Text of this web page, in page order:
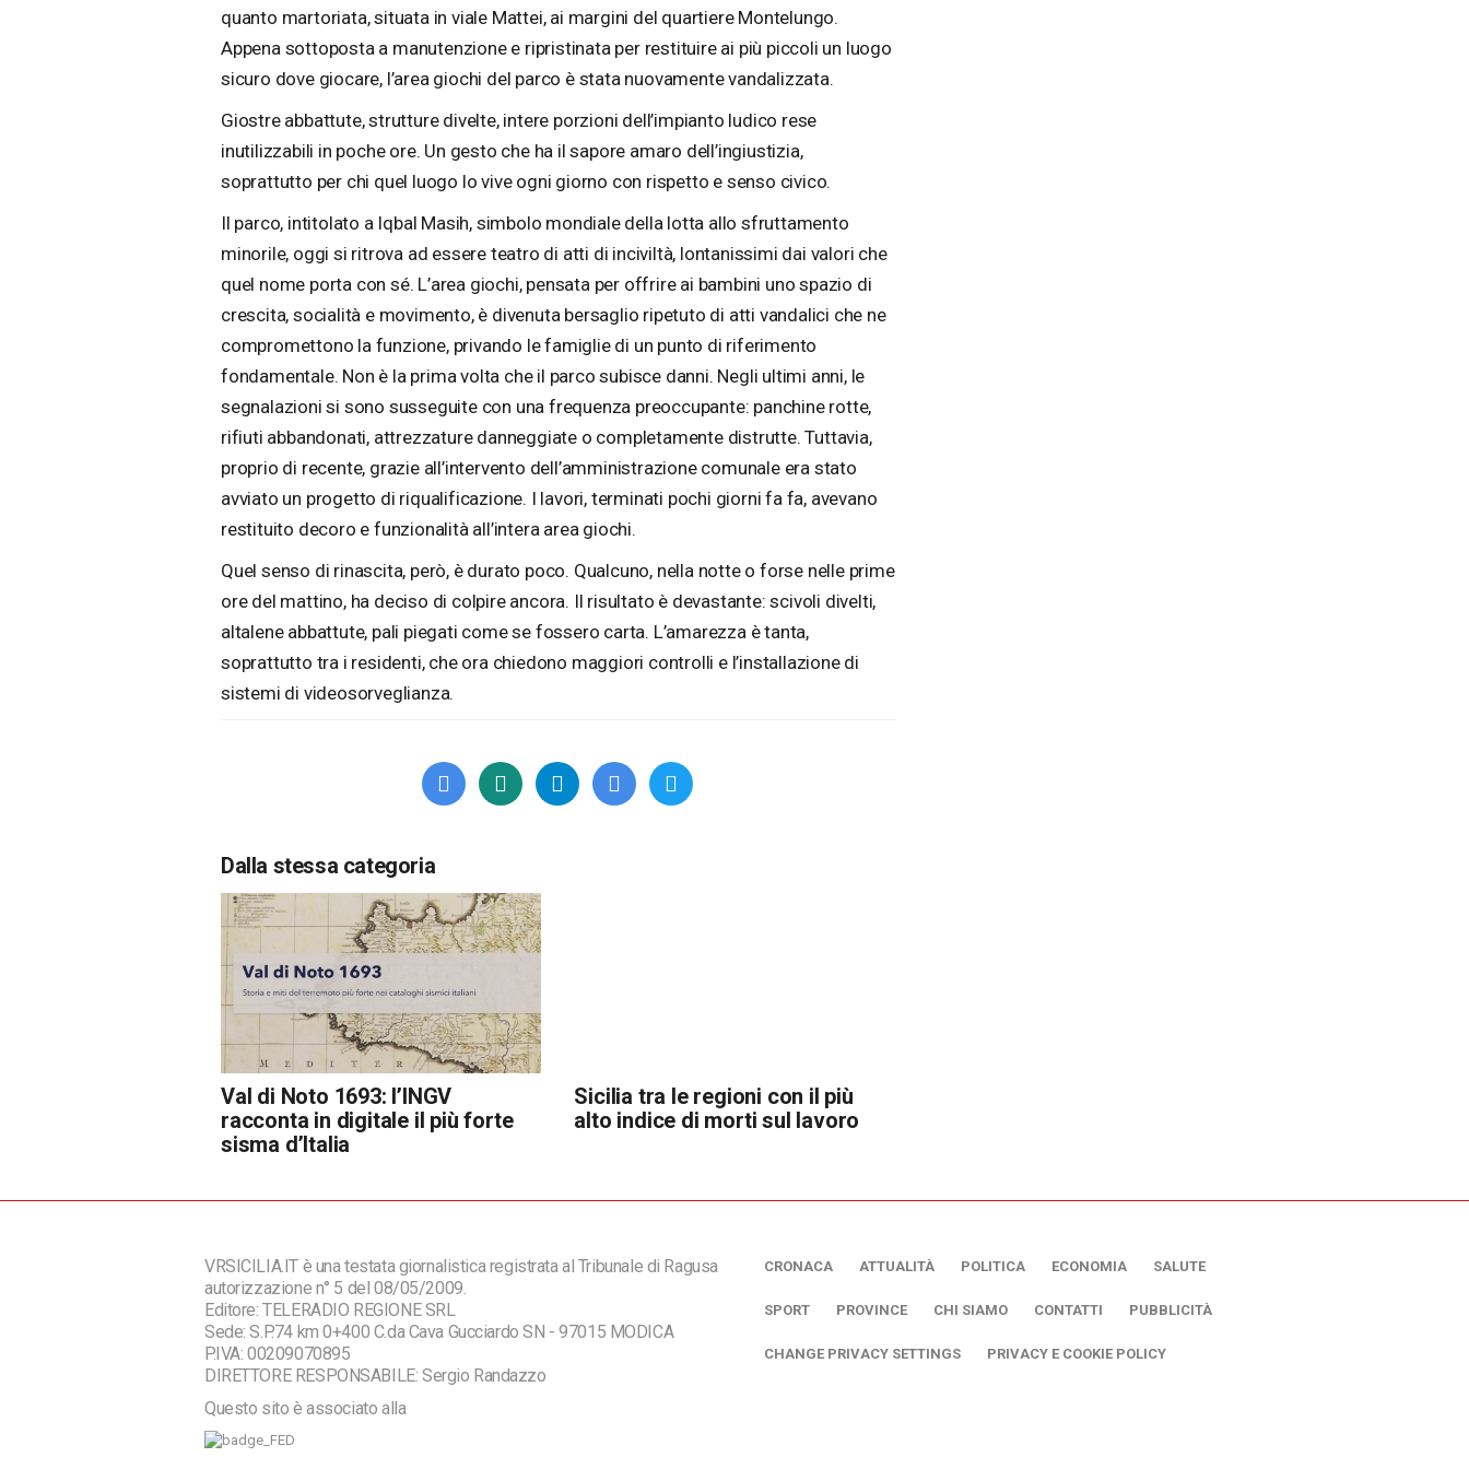
quanto martoriata, situata in viale Mattei, ai margini del quartiere Montelungo.
Appena sottoposta a manutenzione e ripristinata per restituire ai più piccoli un luogo
sicuro dove giocare, l’area giochi del parco è stata nuovamente vandalizzata.
Giostre abbattute, strutture divelte, intere porzioni dell’impianto ludico rese
inutilizzabili in poche ore. Un gesto che ha il sapore amaro dell’ingiustizia,
soprattutto per chi quel luogo lo vive ogni giorno con rispetto e senso civico.
Il parco, intitolato a Iqbal Masih, simbolo mondiale della lotta allo sfruttamento
minorile, oggi si ritrova ad essere teatro di atti di inciviltà, lontanissimi dai valori che
quel nome porta con sé. L’area giochi, pensata per offrire ai bambini uno spazio di
crescita, socialità e movimento, è divenuta bersaglio ripetuto di atti vandalici che ne
compromettono la funzione, privando le famiglie di un punto di riferimento
fondamentale. Non è la prima volta che il parco subisce danni. Negli ultimi anni, le
segnalazioni si sono susseguite con una frequenza preoccupante: panchine rotte,
rifiuti abbandonati, attrezzature danneggiate o completamente distrutte. Tuttavia,
proprio di recente, grazie all’intervento dell’amministrazione comunale era stato
avviato un progetto di riqualificazione. I lavori, terminati pochi giorni fa fa, avevano
restituito decoro e funzionalità all’intera area giochi.
Quel senso di rinascita, però, è durato poco. Qualcuno, nella notte o forse nelle prime
ore del mattino, ha deciso di colpire ancora. Il risultato è devastante: scivoli divelti,
altalene abbattute, pali piegati come se fossero carta. L’amarezza è tanta,
soprattutto tra i residenti, che ora chiedono maggiori controlli e l’installazione di
sistemi di videosorveglianza.
Dalla stessa categoria
Val di Noto 1693: l’INGV
racconta in digitale il più forte
sisma d’Italia
Sicilia tra le regioni con il più
alto indice di morti sul lavoro
VRSICILIA.IT è una testata giornalistica registrata al Tribunale di Ragusa
autorizzazione n° 5 del 08/05/2009.
Editore: TELERADIO REGIONE SRL
Sede: S.P.74 km 0+400 C.da Cava Gucciardo SN - 97015 MODICA
P.IVA: 00209070895
DIRETTORE RESPONSABILE: Sergio Randazzo
Questo sito è associato alla
CRONACA ATTUALITÀ POLITICA ECONOMIA SALUTE
SPORT PROVINCE CHI SIAMO CONTATTI PUBBLICITÀ
CHANGE PRIVACY SETTINGS PRIVACY E COOKIE POLICY